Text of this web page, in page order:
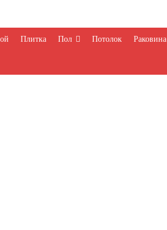
Плитка Пол Потолок Раковина